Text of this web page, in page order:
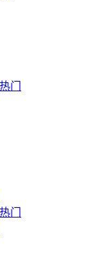
热门
热门